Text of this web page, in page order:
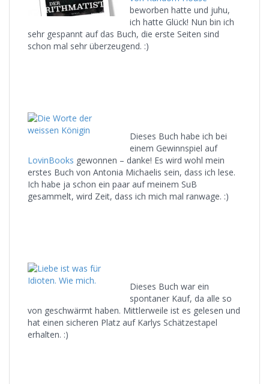
beworben hatte und juhu,
ich hatte Glück! Nun bin ich
sehr gespannt auf das Buch, die erste Seiten sind
schon mal sehr überzeugend. :)
Dieses Buch habe ich bei
einem Gewinnspiel auf
LovinBooks gewonnen – danke! Es wird wohl mein
erstes Buch von Antonia Michaelis sein, dass ich lese.
Ich habe ja schon ein paar auf meinem SuB
gesammelt, wird Zeit, dass ich mich mal ranwage. :)
Dieses Buch war ein
spontaner Kauf, da alle so
von geschwärmt haben. Mittlerweile ist es gelesen und
hat einen sicheren Platz auf Karlys Schätzestapel
erhalten. :)